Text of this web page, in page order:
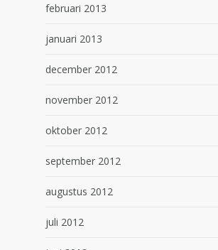
februari 2013
januari 2013
december 2012
november 2012
oktober 2012
september 2012
augustus 2012
juli 2012